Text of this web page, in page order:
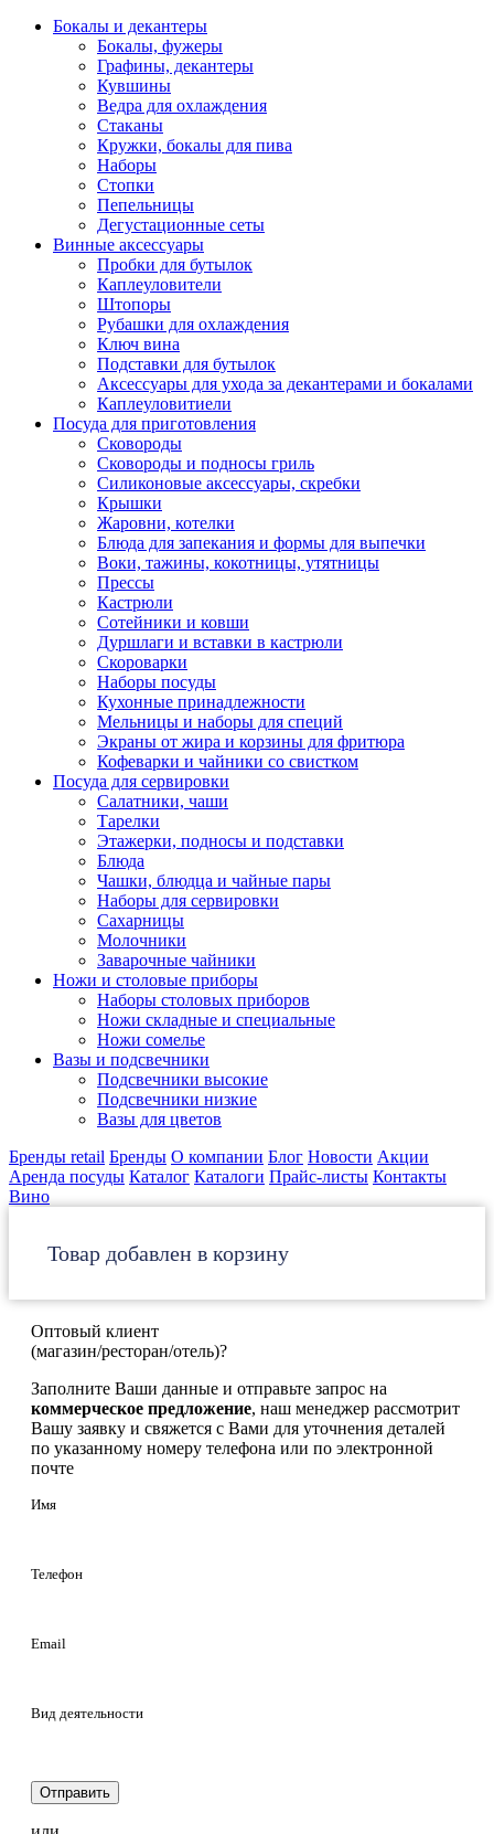
Бокалы и декантеры
Бокалы, фужеры
Графины, декантеры
Кувшины
Ведра для охлаждения
Стаканы
Кружки, бокалы для пива
Наборы
Стопки
Пепельницы
Дегустационные сеты
Винные аксессуары
Пробки для бутылок
Каплеуловители
Штопоры
Рубашки для охлаждения
Ключ вина
Подставки для бутылок
Аксессуары для ухода за декантерами и бокалами
Каплеуловитиели
Посуда для приготовления
Сковороды
Сковороды и подносы гриль
Силиконовые аксессуары, скребки
Крышки
Жаровни, котелки
Блюда для запекания и формы для выпечки
Воки, тажины, кокотницы, утятницы
Прессы
Кастрюли
Сотейники и ковши
Дуршлаги и вставки в кастрюли
Скороварки
Наборы посуды
Кухонные принадлежности
Мельницы и наборы для специй
Экраны от жира и корзины для фритюра
Кофеварки и чайники со свистком
Посуда для сервировки
Салатники, чаши
Тарелки
Этажерки, подносы и подставки
Блюда
Чашки, блюдца и чайные пары
Наборы для сервировки
Сахарницы
Молочники
Заварочные чайники
Ножи и столовые приборы
Наборы столовых приборов
Ножи складные и специальные
Ножи сомелье
Вазы и подсвечники
Подсвечники высокие
Подсвечники низкие
Вазы для цветов
Бренды retail Бренды О компании Блог Новости Акции
Аренда посуды Каталог Каталоги Прайс-листы Контакты
Вино
Товар добавлен в корзину
Оптовый клиент
(магазин/ресторан/отель)?
Заполните Ваши данные и отправьте запрос на
коммерческое предложение, наш менеджер рассмотрит
Вашу заявку и свяжется с Вами для уточнения деталей
по указанному номеру телефона или по электронной
почте
Имя
Телефон
Email
Вид деятельности
Отправить